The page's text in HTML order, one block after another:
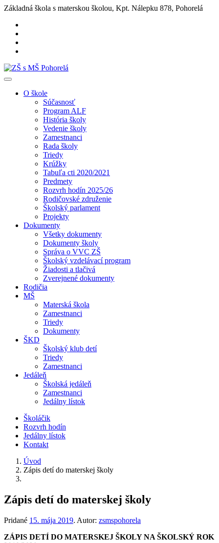
Základná škola s materskou školou, Kpt. Nálepku 878, Pohorelá
O škole
Súčasnosť
Program ALF
História školy
Vedenie školy
Zamestnanci
Rada školy
Triedy
Krúžky
Tabuľa cti 2020/2021
Predmety
Rozvrh hodín 2025/26
Rodičovské združenie
Školský parlament
Projekty
Dokumenty
Všetky dokumenty
Dokumenty školy
Správa o VVC ZŠ
Školský vzdelávací program
Žiadosti a tlačivá
Zverejnené dokumenty
Rodičia
MŠ
Materská škola
Zamestnanci
Triedy
Dokumenty
ŠKD
Školský klub detí
Triedy
Zamestnanci
Jedáleň
Školská jedáleň
Zamestnanci
Jedálny lístok
Školáčik
Rozvrh hodín
Jedálny lístok
Kontakt
Úvod
Zápis detí do materskej školy
Zápis detí do materskej školy
Pridané 15. mája 2019. Autor: zsmspohorela
ZÁPIS DETÍ DO MATERSKEJ ŠKOLY NA ŠKOLSKÝ ROK